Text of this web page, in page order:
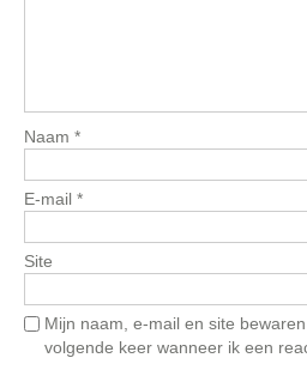
Naam *
E-mail *
Site
Mijn naam, e-mail en site
volgende keer wanneer ik een